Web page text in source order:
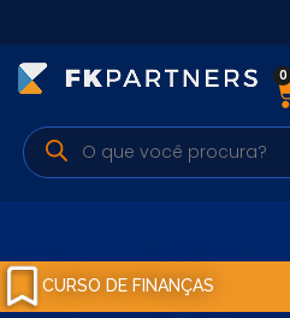
Cursos
Preparatórios
Finanças & Edu.
0
CURSO DE FINANÇAS